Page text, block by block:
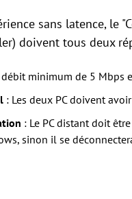
sans latence, le
doivent tous deux
débit minimum de 5 Mbps
: Les deux PC doivent
: Le PC distant doit
sinon il se